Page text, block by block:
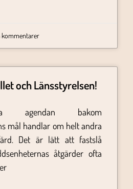
kommentarer
och Länsstyrelsen!
agendan bakom
mål handlar om helt andra
Det är lätt att fastslå
åtgärder ofta